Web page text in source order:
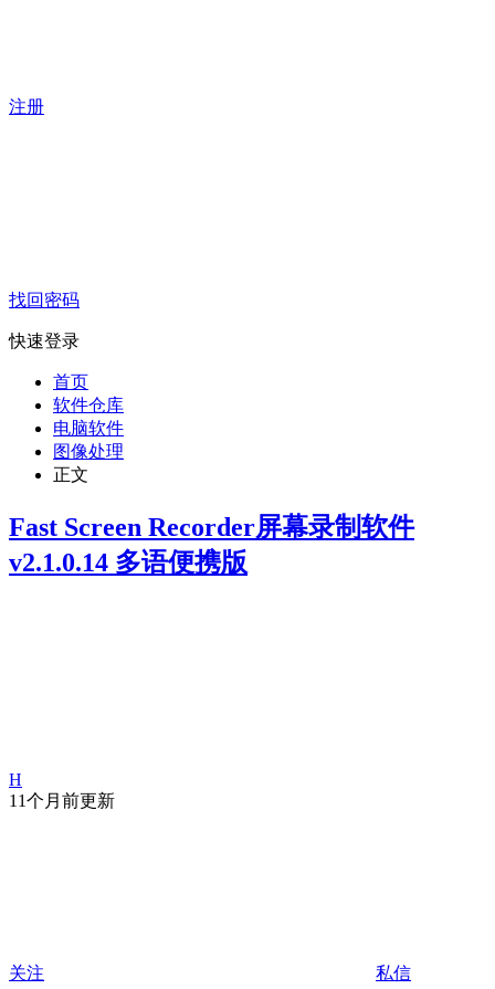
注册
找回密码
快速登录
首页
软件仓库
电脑软件
图像处理
正文
Fast Screen Recorder屏幕录制软件
v2.1.0.14 多语便携版
H
11个月前更新
关注 私信